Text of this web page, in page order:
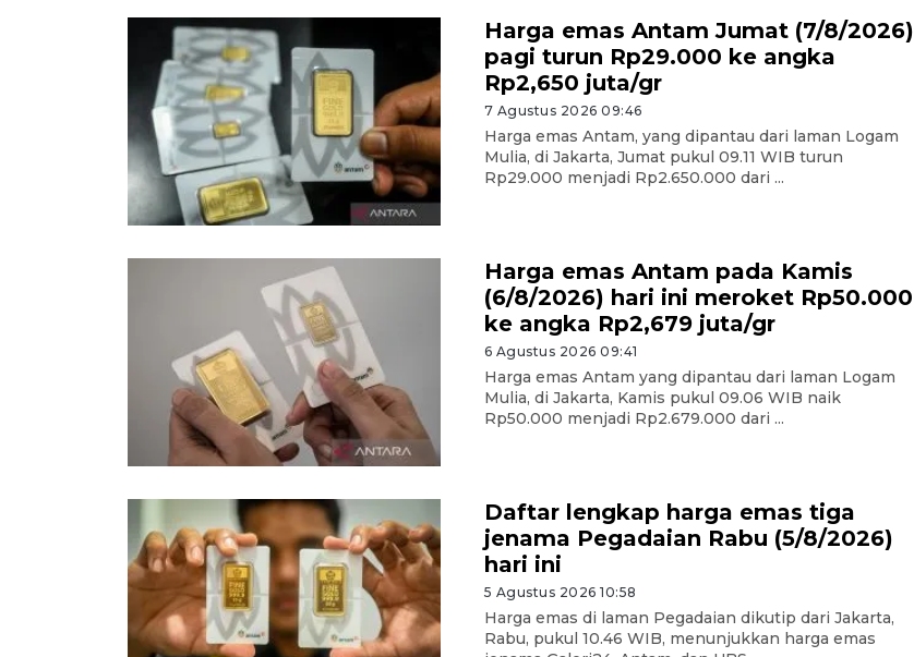
Harga emas Antam Jumat (7/8/2026)
pagi turun Rp29.000 ke angka
Rp2,650 juta/gr
7 Agustus 2026 09:46
Harga emas Antam, yang dipantau dari laman Logam
Mulia, di Jakarta, Jumat pukul 09.11 WIB turun
Rp29.000 menjadi Rp2.650.000 dari ...
Harga emas Antam pada Kamis
(6/8/2026) hari ini meroket Rp50.000
ke angka Rp2,679 juta/gr
6 Agustus 2026 09:41
Harga emas Antam yang dipantau dari laman Logam
Mulia, di Jakarta, Kamis pukul 09.06 WIB naik
Rp50.000 menjadi Rp2.679.000 dari ...
Daftar lengkap harga emas tiga
jenama Pegadaian Rabu (5/8/2026)
hari ini
5 Agustus 2026 10:58
Harga emas di laman Pegadaian dikutip dari Jakarta,
Rabu, pukul 10.46 WIB, menunjukkan harga emas